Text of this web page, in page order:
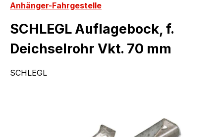
Anhänger-Fahrgestelle
SCHLEGL Auflagebock, f.
Deichselrohr Vkt. 70 mm
SCHLEGL